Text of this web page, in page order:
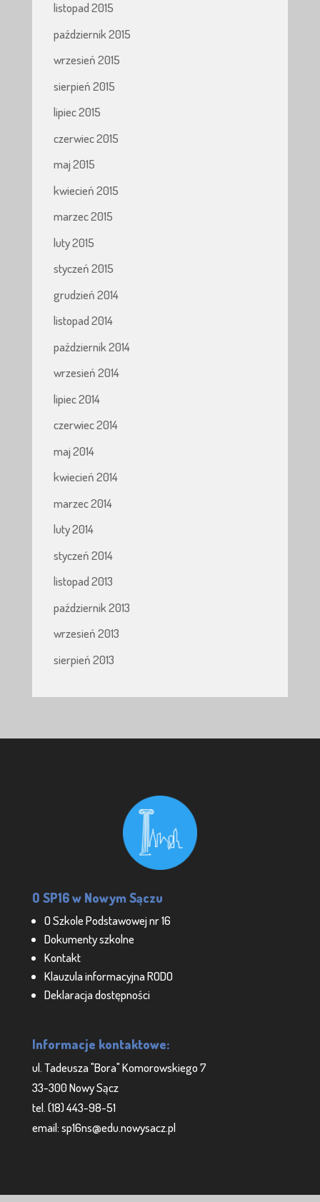
listopad 2015
październik 2015
wrzesień 2015
sierpień 2015
lipiec 2015
czerwiec 2015
maj 2015
kwiecień 2015
marzec 2015
luty 2015
styczeń 2015
grudzień 2014
listopad 2014
październik 2014
wrzesień 2014
lipiec 2014
czerwiec 2014
maj 2014
kwiecień 2014
marzec 2014
luty 2014
styczeń 2014
listopad 2013
październik 2013
wrzesień 2013
sierpień 2013
O SP16 w Nowym Sączu
O Szkole Podstawowej nr 16
Dokumenty szkolne
Kontakt
Klauzula informacyjna RODO
Deklaracja dostępności
Informacje kontaktowe:
ul. Tadeusza "Bora" Komorowskiego 7
33-300 Nowy Sącz
tel. (18) 443-98-51
email: sp16ns@edu.nowysacz.pl